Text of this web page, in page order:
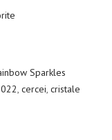
Sparkles
cercei cristale